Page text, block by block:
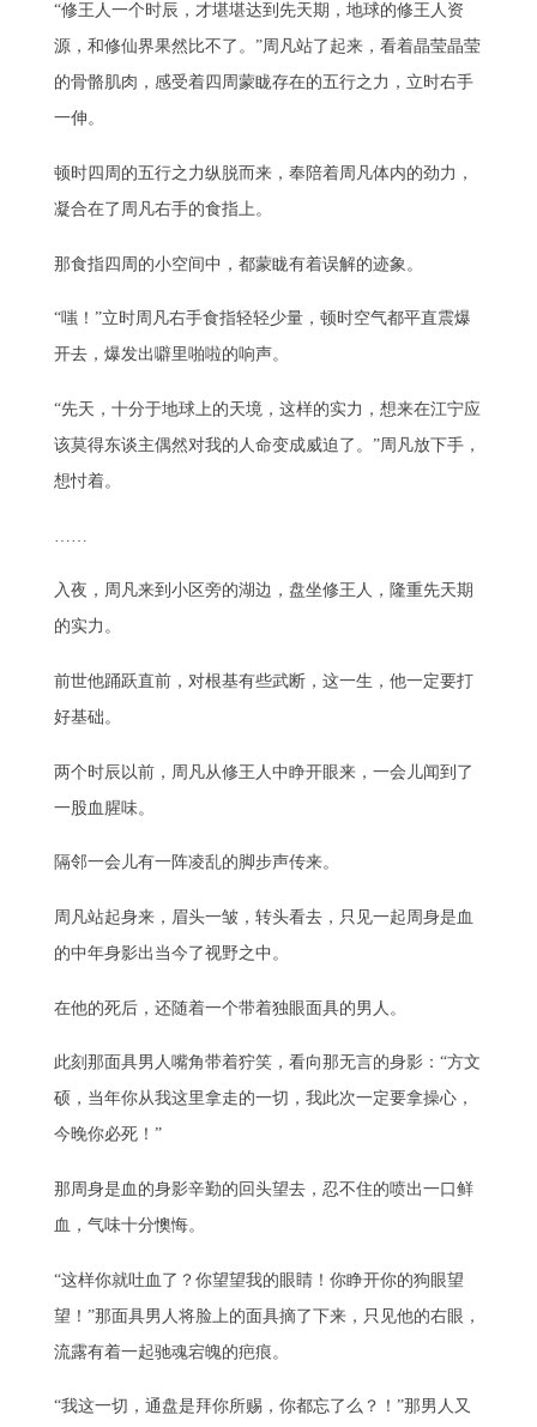
“修王人一个时辰，才堪堪达到先天期，地球的修王人资
源，和修仙界果然比不了。”周凡站了起来，看着晶莹晶莹
的骨骼肌肉，感受着四周蒙眬存在的五行之力，立时右手
一伸。
顿时四周的五行之力纵脱而来，奉陪着周凡体内的劲力，
凝合在了周凡右手的食指上。
那食指四周的小空间中，都蒙眬有着误解的迹象。
“嗤！”立时周凡右手食指轻轻少量，顿时空气都平直震爆
开去，爆发出噼里啪啦的响声。
“先天，十分于地球上的天境，这样的实力，想来在江宁应
该莫得东谈主偶然对我的人命变成威迫了。”周凡放下手，
想忖着。
入夜，周凡来到小区旁的湖边，盘坐修王人，隆重先天期
的实力。
前世他踊跃直前，对根基有些武断，这一生，他一定要打
好基础。
两个时辰以前，周凡从修王人中睁开眼来，一会儿闻到了
一股血腥味。
隔邻一会儿有一阵凌乱的脚步声传来。
周凡站起身来，眉头一皱，转头看去，只见一起周身是血
的中年身影出当今了视野之中。
在他的死后，还随着一个带着独眼面具的男人。
此刻那面具男人嘴角带着狞笑，看向那无言的身影：“方文
硕，当年你从我这里拿走的一切，我此次一定要拿操心，
今晚你必死！”
那周身是血的身影辛勤的回头望去，忍不住的喷出一口鲜
血，气味十分懊悔。
“这样你就吐血了？你望望我的眼睛！你睁开你的狗眼望
望！”那面具男人将脸上的面具摘了下来，只见他的右眼，
流露有着一起驰魂宕魄的疤痕。
“我这一切，通盘是拜你所赐，你都忘了么？！”那男人又